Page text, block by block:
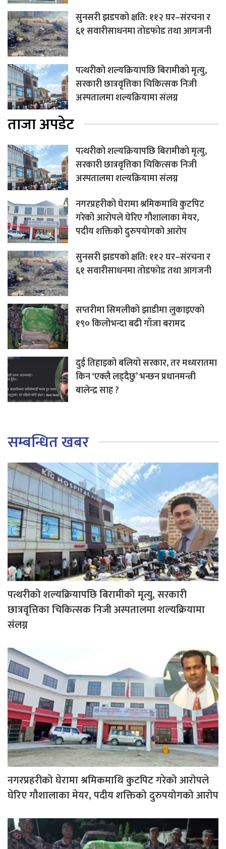
सुनसरी झडपको क्षति: ११२ घर–संरचना र
६१ सवारीसाधनमा तोडफोड तथा आगजनी
पत्थरीको शल्यक्रियापछि बिरामीको मृत्यु,
सरकारी छात्रवृत्तिका चिकित्सक निजी
अस्पतालमा शल्यक्रियामा संलग्न
ताजा अपडेट
पत्थरीको शल्यक्रियापछि बिरामीको मृत्यु,
सरकारी छात्रवृत्तिका चिकित्सक निजी
अस्पतालमा शल्यक्रियामा संलग्न
नगरप्रहरीको घेरामा श्रमिकमाथि कुटपिट
गरेको आरोपले घेरिए गौशालाका मेयर,
पदीय शक्तिको दुरुपयोगको आरोप
सुनसरी झडपको क्षति: ११२ घर–संरचना र
६१ सवारीसाधनमा तोडफोड तथा आगजनी
सप्तरीमा सिमलीको झाडीमा लुकाइएको
१९० किलोभन्दा बढी गाँजा बरामद
दुई तिहाइको बलियो सरकार, तर मध्यरातमा
किन ‘एक्लै लड्दैछु’ भन्छन प्रधानमन्त्री
बालेन्द्र साह ?
सम्बन्धित खबर
पत्थरीको शल्यक्रियापछि बिरामीको मृत्यु, सरकारी
छात्रवृत्तिका चिकित्सक निजी अस्पतालमा शल्यक्रियामा
संलग्न
नगरप्रहरीको घेरामा श्रमिकमाथि कुटपिट गरेको आरोपले
घेरिए गौशालाका मेयर, पदीय शक्तिको दुरुपयोगको आरोप